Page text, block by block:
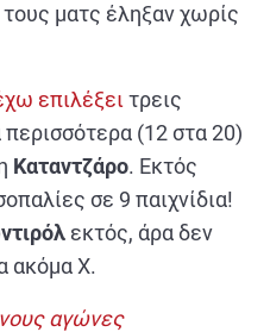
ματς έληξαν χωρίς
επιλέξει τρεις
(12 στα 20)
Καταντζάρο. Εκτός
σε 9 παιχνίδια!
εκτός, άρα δεν
ακόμα Χ.
αγώνες